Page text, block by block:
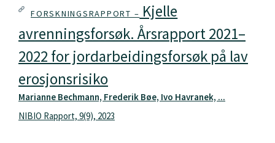
FORSKNINGSRAPPORT – Kjelle
avrenningsforsøk. Årsrapport 2021–
2022 for jordarbeidingsforsøk på lav
erosjonsrisiko
Marianne Bechmann, Frederik Bøe, Ivo Havranek, ...
NIBIO Rapport, 9(9), 2023